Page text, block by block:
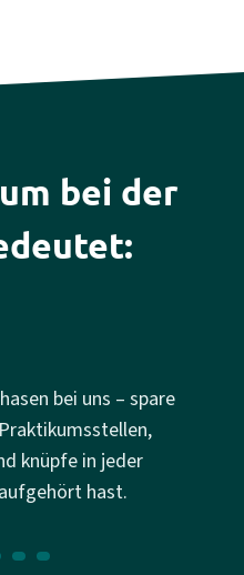
bei der
bei uns – spare
knüpfe in jeder
hast.